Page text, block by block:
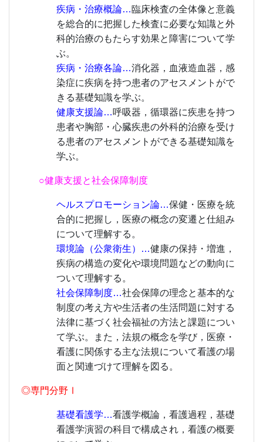
疾病・治療概論…臨床検査の全体像と意義
を総合的に把握した検査に必要な知識と外
科的治療のもたらす効果と障害について学
ぶ。
疾病・治療各論…消化器，血液造血器，感
染症に疾病を持つ患者のアセスメントがで
きる基礎知識を学ぶ。
健康支援論…呼吸器，循環器に疾患を持つ
患者や胸部・心臓疾患の外科的治療を受け
る患者のアセスメントができる基礎知識を
学ぶ。
○健康支援と社会保障制度
ヘルスプロモーション論…保健・医療を統
合的に把握し，医療の概念の変遷と仕組み
について理解する。
環境論（公衆衛生）…健康の保持・増進，
疾病の構造の変化や環境問題などの動向に
ついて理解する。
社会保障制度…社会保障の理念と基本的な
制度の考え方や生活者の生活問題に対する
法律に基づく社会福祉の方法と課題につい
て学ぶ。また，法規の概念を学び，医療・
看護に関係する主な法規について看護の場
面と関連づけて理解を図る。
◎専門分野Ⅰ
基礎看護学…看護学概論，看護過程，基礎
看護学演習の科目で構成され，看護の概要